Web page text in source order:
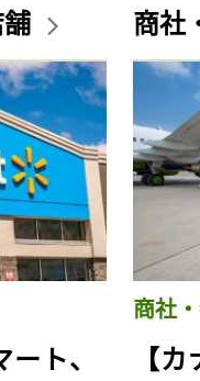
ト、
商社
商社
【